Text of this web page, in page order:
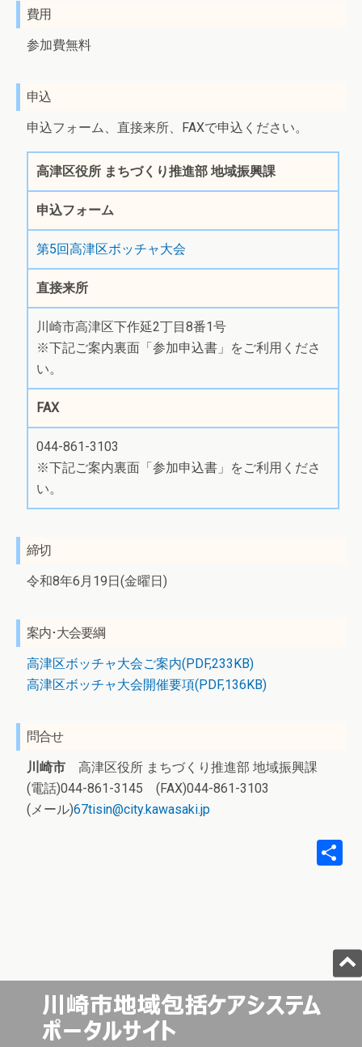
費用
参加費無料
申込
申込フォーム、直接来所、FAXで申込ください。
高津区役所 まちづくり推進部 地域振興課
申込フォーム
第5回高津区ボッチャ大会
直接来所
川崎市高津区下作延2丁目8番1号
※下記ご案内裏面「参加申込書」をご利用くださ
い。
FAX
044-861-3103
※下記ご案内裏面「参加申込書」をご利用くださ
い。
締切
令和8年6月19日(金曜日)
案内･大会要綱
高津区ボッチャ大会ご案内(PDF,233KB)
高津区ボッチャ大会開催要項(PDF,136KB)
問合せ
川崎市 高津区役所 まちづくり推進部 地域振興課
(電話)044-861-3145 (FAX)044-861-3103
(メール)67tisin@city.kawasaki.jp